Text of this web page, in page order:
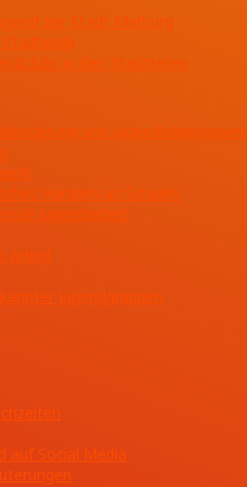
der Stadt Marburg
Stadtwald
in den Stadtteilen
und
Handeln an Schulen
Jugendarbeit
Arbeit
Jugendgruppen
auf Social Media